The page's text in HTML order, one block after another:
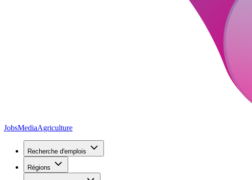
JobsMediaAgriculture
Recherche d'emplois
Régions